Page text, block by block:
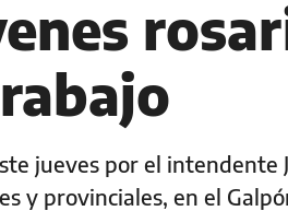
jueves por el intendente
y provinciales, en el